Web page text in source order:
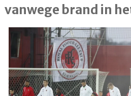
vanwege brand in